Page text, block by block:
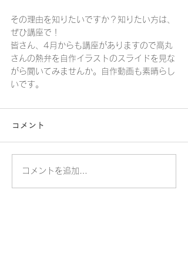
その理由を知りたいですか？知りたい方は、
ぜひ講座で！
皆さん、4月からも講座がありますので高丸
さんの熱弁を自作イラストのスライドを見な
がら聞いてみませんか。自作動画も素晴らし
いです。
コメント
コメントを追加…